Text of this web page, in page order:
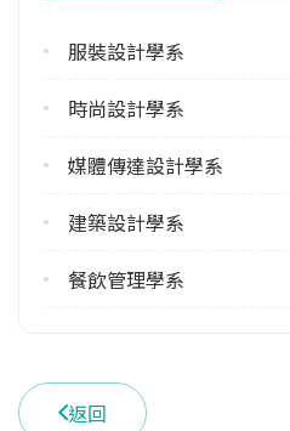
學系電話
學系地址
服裝設計學系
時尚設計學系
媒體傳達設計學系
建築設計學系
餐飲管理學系
返回